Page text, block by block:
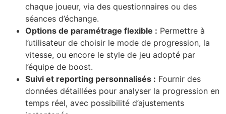
chaque joueur, via des questionnaires ou des
séances d’échange.
Options de paramétrage flexible : Permettre à
l’utilisateur de choisir le mode de progression, la
vitesse, ou encore le style de jeu adopté par
l’équipe de boost.
Suivi et reporting personnalisés : Fournir des
données détaillées pour analyser la progression en
temps réel, avec possibilité d’ajustements